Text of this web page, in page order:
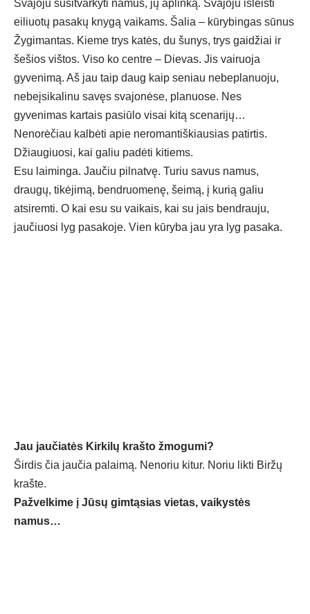
Svajoju susitvarkyti namus, jų aplinką. Svajoju išleisti
eiliuotų pasakų knygą vaikams. Šalia – kūrybingas sūnus
Žygimantas. Kieme trys katės, du šunys, trys gaidžiai ir
šešios vištos. Viso ko centre – Dievas. Jis vairuoja
gyvenimą. Aš jau taip daug kaip seniau nebeplanuoju,
nebeįsikalinu savęs svajonėse, planuose. Nes
gyvenimas kartais pasiūlo visai kitą scenarijų…
Nenorėčiau kalbėti apie neromantiškiausias patirtis.
Džiaugiuosi, kai galiu padėti kitiems.
Esu laiminga. Jaučiu pilnatvę. Turiu savus namus,
draugų, tikėjimą, bendruomenę, šeimą, į kurią galiu
atsiremti. O kai esu su vaikais, kai su jais bendrauju,
jaučiuosi lyg pasakoje. Vien kūryba jau yra lyg pasaka.
Jau jaučiatės Kirkilų krašto žmogumi?
Širdis čia jaučia palaimą. Nenoriu kitur. Noriu likti Biržų
krašte.
Pažvelkime į Jūsų gimtąsias vietas, vaikystės
namus…